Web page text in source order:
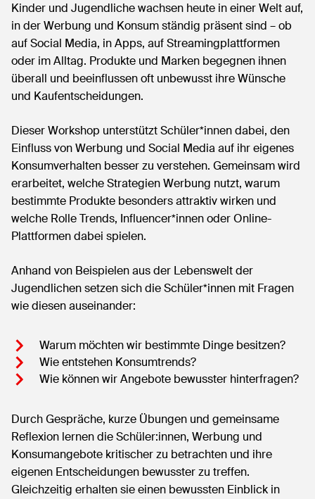
Kinder und Jugendliche wachsen heute in einer Welt auf,
in der Werbung und Konsum ständig präsent sind – ob
auf Social Media, in Apps, auf Streamingplattformen
oder im Alltag. Produkte und Marken begegnen ihnen
überall und beeinflussen oft unbewusst ihre Wünsche
und Kaufentscheidungen.
Dieser Workshop unterstützt Schüler*innen dabei, den
Einfluss von Werbung und Social Media auf ihr eigenes
Konsumverhalten besser zu verstehen. Gemeinsam wird
erarbeitet, welche Strategien Werbung nutzt, warum
bestimmte Produkte besonders attraktiv wirken und
welche Rolle Trends, Influencer*innen oder Online-
Plattformen dabei spielen.
Anhand von Beispielen aus der Lebenswelt der
Jugendlichen setzen sich die Schüler*innen mit Fragen
wie diesen auseinander:
Warum möchten wir bestimmte Dinge besitzen?
Wie entstehen Konsumtrends?
Wie können wir Angebote bewusster hinterfragen?
Durch Gespräche, kurze Übungen und gemeinsame
Reflexion lernen die Schüler:innen, Werbung und
Konsumangebote kritischer zu betrachten und ihre
eigenen Entscheidungen bewusster zu treffen.
Gleichzeitig erhalten sie einen bewussten Einblick in